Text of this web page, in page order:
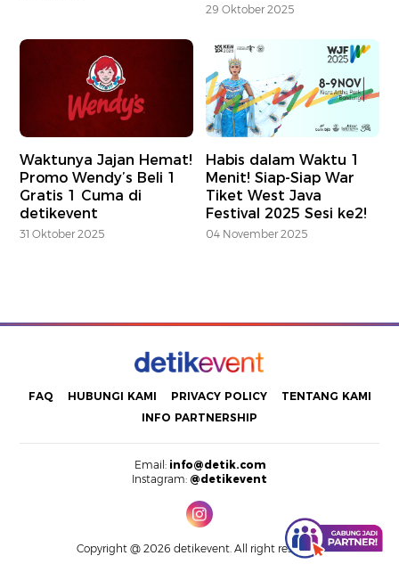
29 Oktober 2025
Waktunya Jajan Hemat!
Promo Wendy’s Beli 1
Gratis 1 Cuma di
detikevent
31 Oktober 2025
Habis dalam Waktu 1
Menit! Siap-Siap War
Tiket West Java
Festival 2025 Sesi ke2!
04 November 2025
FAQ HUBUNGI KAMI PRIVACY POLICY
TENTANG KAMI
INFO PARTNERSHIP
Email: info@detik.com
Instagram: @detikevent
Copyright @ 2026 detikevent. All right reserved.